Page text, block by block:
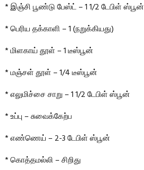
* இஞ்சி பூண்டு பேஸ்ட் – 1 1/2 டேபிள் ஸ்பூன்
* பெரிய தக்காளி – 1 (நறுக்கியது)
* மிளகாய் தூள் – 1 டீஸ்பூன்
* மஞ்சள் தூள் – 1/4 டீஸ்பூன்
* எலுமிச்சை சாறு – 1 1/2 டேபிள் ஸ்பூன்
* உப்பு – சுவைக்கேற்ப
* எண்ணெய் – 2-3 டேபிள் ஸ்பூன்
* கொத்தமல்லி – சிறிது